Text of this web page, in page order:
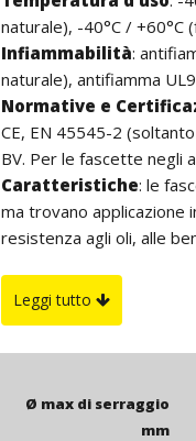
naturale), -40°C / +60°C
Infiammabilità:
naturale), antifiamma
Normative e
CE, EN 45545-2
BV. Per le fascette negli
Caratteristiche: le
ma trovano applicazione
resistenza agli oli, alle
all’aperto si consigliano
di carbon black, hanno
Leggi tutto
Ø max di serraggio
mm